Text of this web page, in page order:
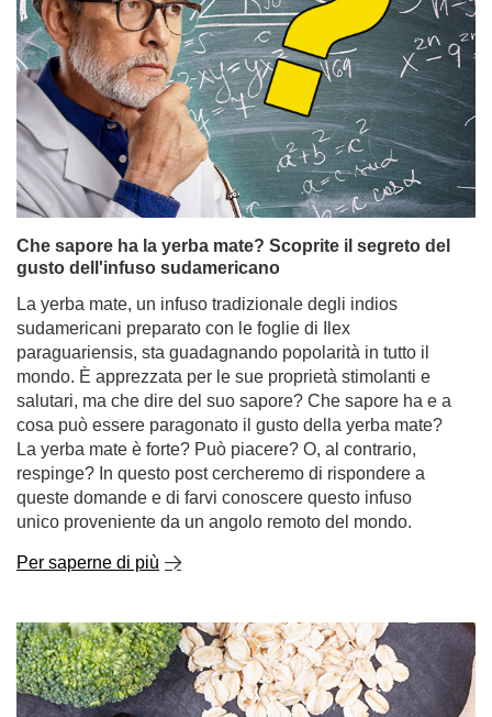
Che sapore ha la yerba mate? Scoprite il segreto del
gusto dell'infuso sudamericano
La yerba mate, un infuso tradizionale degli indios
sudamericani preparato con le foglie di Ilex
paraguariensis, sta guadagnando popolarità in tutto il
mondo. È apprezzata per le sue proprietà stimolanti e
salutari, ma che dire del suo sapore? Che sapore ha e a
cosa può essere paragonato il gusto della yerba mate?
La yerba mate è forte? Può piacere? O, al contrario,
respinge? In questo post cercheremo di rispondere a
queste domande e di farvi conoscere questo infuso
unico proveniente da un angolo remoto del mondo.
Per saperne di più